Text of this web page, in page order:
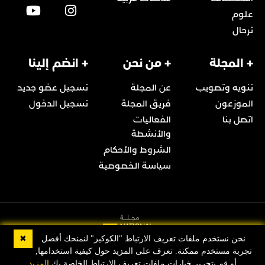
علوم
ترحال
+ المجلة
تنويه وتصويب
الموزعون
اتصل بنا
+ من نحن
عن المجلة
فريق المجلة
الفعاليات
والأنشطة
الشروط والأحكام
سياسة الخصوصية
+ انضم إلينا
تسجيل عضو جديد
تسجيل الدخول
© 2022 Copyright مجلة ناشيونال جيوغرافيك العربية
✖
نحن نستخدم ملفات تعريف الارتباط "الكوكيز" لنمنحك أفضل
تجربة مستخدم ممكنة. تعرف على المزيد حول كيفية استخدامها,